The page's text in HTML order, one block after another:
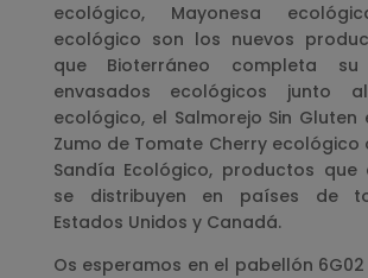
ecológico, Mayonesa
ecológico son los nuevos
que Bioterráneo completa
envasados ecológicos junto
ecológico, el Salmorejo Sin Gluten
Zumo de Tomate Cherry ecológico
Sandía Ecológico, productos que
se distribuyen en países de
Estados Unidos y Canadá.
Os esperamos en el pabellón